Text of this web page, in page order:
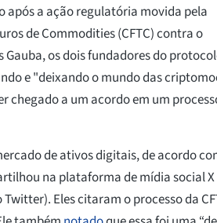
após a ação regulatória movida pela
de Commodities (CFTC) contra o
os dois fundadores do
e "deixando o mundo das
chegado a um acordo em um
de ativos digitais, de acordo
na plataforma de mídia social X
Eles citaram o processo da